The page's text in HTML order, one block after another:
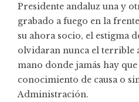
Presidente andaluz una y
grabado a fuego en la
su ahora socio, el estigma
olvidaran nunca el terrible
mano donde jamás hay
conocimiento de causa o
Administración.